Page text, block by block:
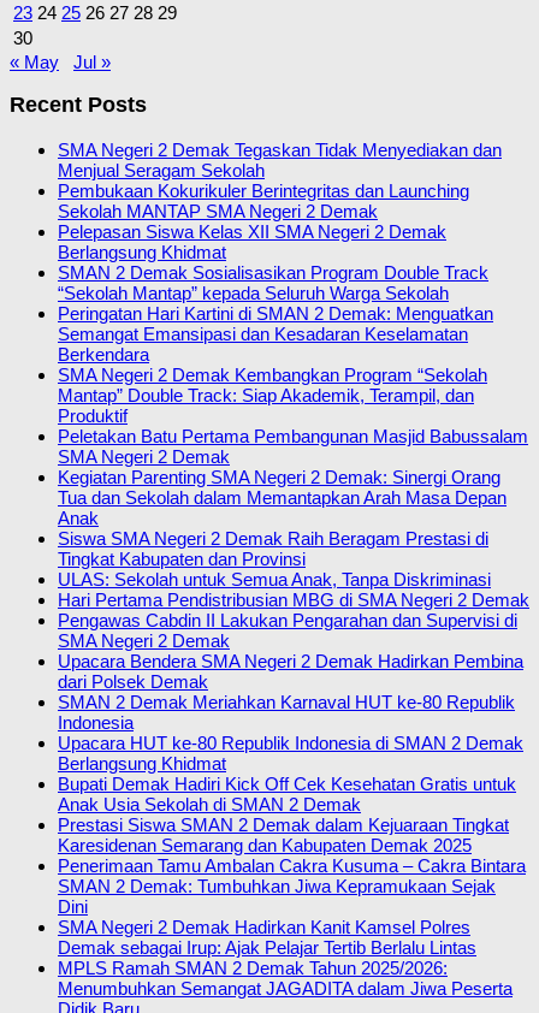
23 24 25 26 27 28 29
30
« May
Jul »
Recent Posts
SMA Negeri 2 Demak Tegaskan Tidak Menyediakan dan
Menjual Seragam Sekolah
Pembukaan Kokurikuler Berintegritas dan Launching
Sekolah MANTAP SMA Negeri 2 Demak
Pelepasan Siswa Kelas XII SMA Negeri 2 Demak
Berlangsung Khidmat
SMAN 2 Demak Sosialisasikan Program Double Track
“Sekolah Mantap” kepada Seluruh Warga Sekolah
Peringatan Hari Kartini di SMAN 2 Demak: Menguatkan
Semangat Emansipasi dan Kesadaran Keselamatan
Berkendara
SMA Negeri 2 Demak Kembangkan Program “Sekolah
Mantap” Double Track: Siap Akademik, Terampil, dan
Produktif
Peletakan Batu Pertama Pembangunan Masjid Babussalam
SMA Negeri 2 Demak
Kegiatan Parenting SMA Negeri 2 Demak: Sinergi Orang
Tua dan Sekolah dalam Memantapkan Arah Masa Depan
Anak
Siswa SMA Negeri 2 Demak Raih Beragam Prestasi di
Tingkat Kabupaten dan Provinsi
ULAS: Sekolah untuk Semua Anak, Tanpa Diskriminasi
Hari Pertama Pendistribusian MBG di SMA Negeri 2 Demak
Pengawas Cabdin II Lakukan Pengarahan dan Supervisi di
SMA Negeri 2 Demak
Upacara Bendera SMA Negeri 2 Demak Hadirkan Pembina
dari Polsek Demak
SMAN 2 Demak Meriahkan Karnaval HUT ke-80 Republik
Indonesia
Upacara HUT ke-80 Republik Indonesia di SMAN 2 Demak
Berlangsung Khidmat
Bupati Demak Hadiri Kick Off Cek Kesehatan Gratis untuk
Anak Usia Sekolah di SMAN 2 Demak
Prestasi Siswa SMAN 2 Demak dalam Kejuaraan Tingkat
Karesidenan Semarang dan Kabupaten Demak 2025
Penerimaan Tamu Ambalan Cakra Kusuma – Cakra Bintara
SMAN 2 Demak: Tumbuhkan Jiwa Kepramukaan Sejak
Dini
SMA Negeri 2 Demak Hadirkan Kanit Kamsel Polres
Demak sebagai Irup: Ajak Pelajar Tertib Berlalu Lintas
MPLS Ramah SMAN 2 Demak Tahun 2025/2026:
Menumbuhkan Semangat JAGADITA dalam Jiwa Peserta
Didik Baru